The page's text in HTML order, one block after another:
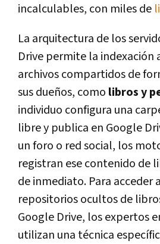
incalculables, con miles de
La arquitectura de los
Drive permite la indexación
archivos compartidos de
sus dueños, como libros y
individuo configura una
libre y publica en Google
un foro o red social, los
registran ese contenido de
de inmediato. Para acceder
repositorios ocultos de
Google Drive, los expertos
utilizan una técnica